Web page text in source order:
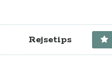
Rejsetips